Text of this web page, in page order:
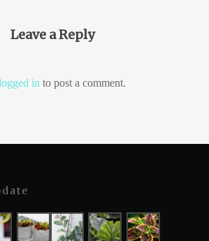
Leave a Reply
in to post a comment.